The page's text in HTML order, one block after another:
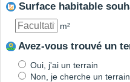
Surface habitable
m²
Avez-vous trouvé un
Oui, j'ai un terrain
Non, je cherche un terrain